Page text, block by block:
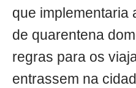
que implementaria
de quarentena
regras para os
entrassem na